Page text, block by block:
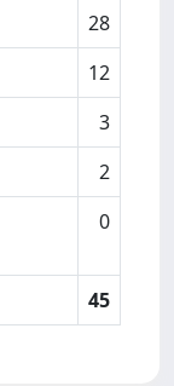
28
12
3
2
0
45